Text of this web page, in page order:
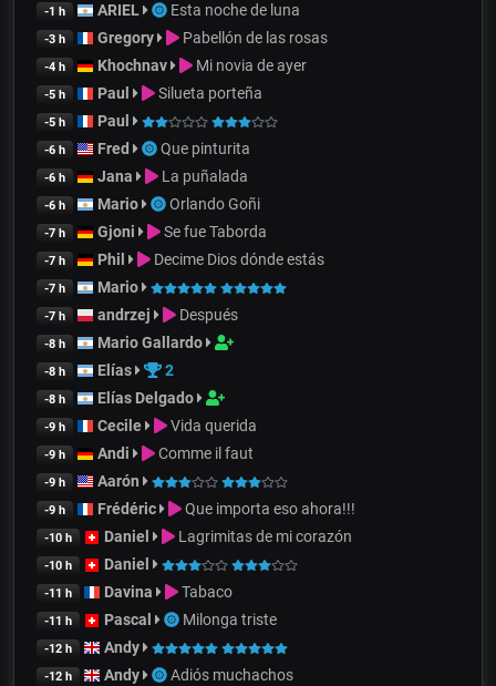
-1 h ARIEL Esta noche de luna
-3 h Gregory Pabellón de las rosas
-4 h Khochnav Mi novia de ayer
-5 h Paul Silueta porteña
-5 h Paul
-6 h Fred Que pinturita
-6 h Jana La puñalada
-6 h Mario Orlando Goñi
-7 h Gjoni Se fue Taborda
-7 h Phil Decime Dios dónde estás
-7 h Mario
-7 h andrzej Después
-8 h Mario Gallardo
-8 h Elías 2
-8 h Elías Delgado
-9 h Cecile Vida querida
-9 h Andi Comme il faut
-9 h Aarón
-9 h Frédéric Que importa eso ahora!!!
-10 h Daniel Lagrimitas de mi corazón
-10 h Daniel
-11 h Davina Tabaco
-11 h Pascal Milonga triste
-12 h Andy
-12 h Andy Adiós muchachos